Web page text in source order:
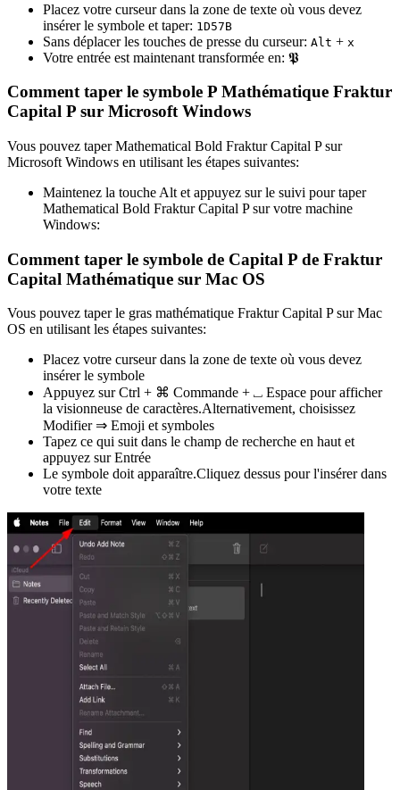
Placez votre curseur dans la zone de texte où vous devez
insérer le symbole et taper: 1 D57B
Sans déplacer les touches de presse du curseur: Alt + x
Votre entrée est maintenant transformée en: 𝕻
Comment taper le symbole P Mathématique Fraktur
Capital P sur Microsoft Windows
Vous pouvez taper Mathematical Bold Fraktur Capital P sur
Microsoft Windows en utilisant les étapes suivantes:
Maintenez la touche Alt et appuyez sur le suivi pour taper
Mathematical Bold Fraktur Capital P sur votre machine
Windows:
Comment taper le symbole de Capital P de Fraktur
Capital Mathématique sur Mac OS
Vous pouvez taper le gras mathématique Fraktur Capital P sur Mac
OS en utilisant les étapes suivantes:
Placez votre curseur dans la zone de texte où vous devez
insérer le symbole
Appuyez sur Ctrl + ⌘ Commande + ⎵ Espace pour afficher
la visionneuse de caractères.Alternativement, choisissez
Modifier ⇒ Emoji et symboles
Tapez ce qui suit dans le champ de recherche en haut et
appuyez sur Entrée
Le symbole doit apparaître.Cliquez dessus pour l'insérer dans
votre texte